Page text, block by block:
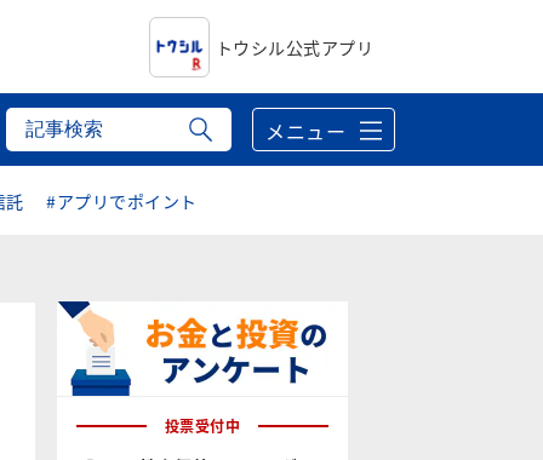
トウシル公式アプリ
メニュー
託 #アプリでポイント
投票受付中